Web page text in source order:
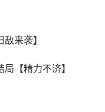
来袭】
【精力不济】